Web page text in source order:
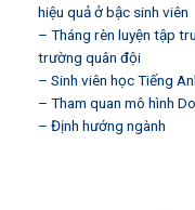
hiệu quả ở bậc sinh viên
– Tháng rèn luyện tập
trường quân đội
– Sinh viên học Tiếng
– Tham quan mô hình
– Định hướng ngành